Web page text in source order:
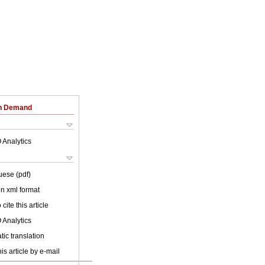
Demand
Analytics
(pdf)
xml format
cite this article
Analytics
translation
article by e-mail